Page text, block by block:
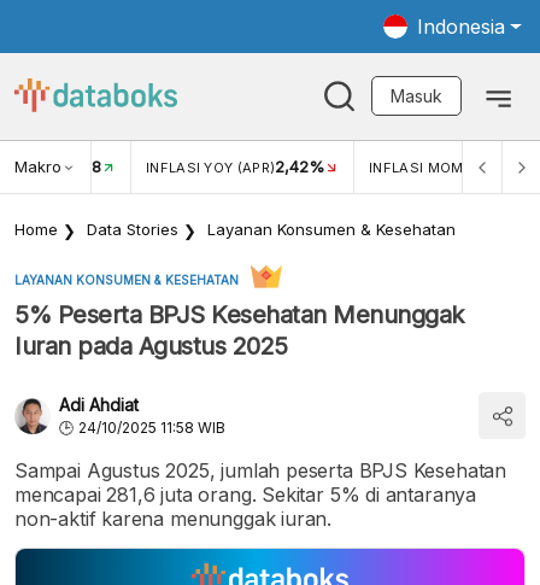
Indonesia
Masuk
Makro
USD/IDR 18 INFLASI YOY (APR)2,42% INFLASI MOM (APR)
Home Data Stories Layanan Konsumen & Kesehatan
LAYANAN KONSUMEN & KESEHATAN
5% Peserta BPJS Kesehatan Menunggak
Iuran pada Agustus 2025
Adi Ahdiat
24/10/2025 11:58 WIB
Sampai Agustus 2025, jumlah peserta BPJS Kesehatan
mencapai 281,6 juta orang. Sekitar 5% di antaranya
non-aktif karena menunggak iuran.